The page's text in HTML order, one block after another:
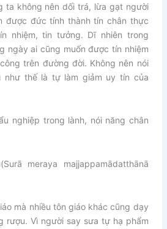
ta không nên dối trá, lừa gạt người
được đức tính thành tín chân thực
nhiệm, tin tưởng. Dĩ nhiên trong
ngày ai cũng muốn được tín nhiệm
trên đường đời. Không nên nói
như thế là tự làm giảm uy tín của
nghiệp trong lành, nói năng chân
(Surā meraya majjappamādatthānā
mà nhiều tôn giáo khác cũng dạy
rượu. Vì người say sưa tự hạ phẩm